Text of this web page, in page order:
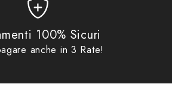
100% Sicuri
anche in 3 Rate!